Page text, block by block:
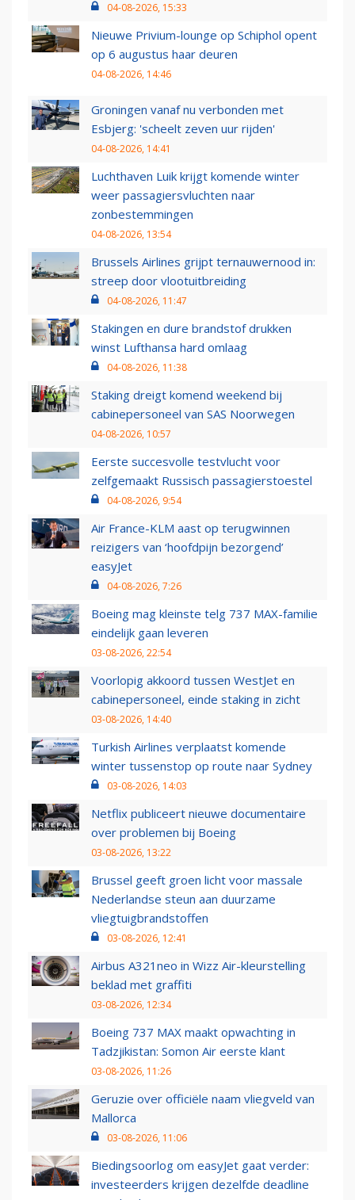
04-08-2026, 15:33
Nieuwe Privium-lounge op Schiphol opent
op 6 augustus haar deuren
04-08-2026, 14:46
Groningen vanaf nu verbonden met
Esbjerg: 'scheelt zeven uur rijden'
04-08-2026, 14:41
Luchthaven Luik krijgt komende winter
weer passagiersvluchten naar
zonbestemmingen
04-08-2026, 13:54
Brussels Airlines grijpt ternauwernood in:
streep door vlootuitbreiding
04-08-2026, 11:47
Stakingen en dure brandstof drukken
winst Lufthansa hard omlaag
04-08-2026, 11:38
Staking dreigt komend weekend bij
cabinepersoneel van SAS Noorwegen
04-08-2026, 10:57
Eerste succesvolle testvlucht voor
zelfgemaakt Russisch passagierstoestel
04-08-2026, 9:54
Air France-KLM aast op terugwinnen
reizigers van ‘hoofdpijn bezorgend’
easyJet
04-08-2026, 7:26
Boeing mag kleinste telg 737 MAX-familie
eindelijk gaan leveren
03-08-2026, 22:54
Voorlopig akkoord tussen WestJet en
cabinepersoneel, einde staking in zicht
03-08-2026, 14:40
Turkish Airlines verplaatst komende
winter tussenstop op route naar Sydney
03-08-2026, 14:03
Netflix publiceert nieuwe documentaire
over problemen bij Boeing
03-08-2026, 13:22
Brussel geeft groen licht voor massale
Nederlandse steun aan duurzame
vliegtuigbrandstoffen
03-08-2026, 12:41
Airbus A321neo in Wizz Air-kleurstelling
beklad met graffiti
03-08-2026, 12:34
Boeing 737 MAX maakt opwachting in
Tadzjikistan: Somon Air eerste klant
03-08-2026, 11:26
Geruzie over officiële naam vliegveld van
Mallorca
03-08-2026, 11:06
Biedingsoorlog om easyJet gaat verder:
investeerders krijgen dezelfde deadline